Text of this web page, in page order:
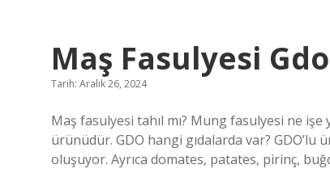
Maş Fasulyesi
Tarih: Aralık 26, 2024
Maş fasulyesi tahıl mı? Mung fasulyesi ne işe
ürünüdür. GDO hangi gıdalarda var? GDO’lu
oluşuyor. Ayrıca domates, patates, pirinç,